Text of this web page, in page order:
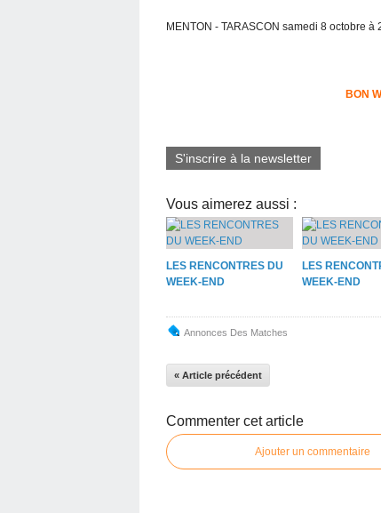
MENTON - TARASCON samedi 8 octobre à
BON
S'inscrire à la newsletter
Vous aimerez aussi :
LES RENCONTRES DU
WEEK-END
LES
WEEK-END
Annonces Des Matches
« Article précédent
Commenter cet article
Ajouter un commentaire